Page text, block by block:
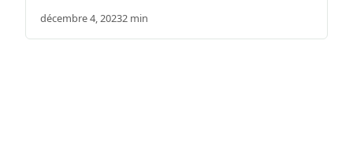
décembre 4, 20232 min